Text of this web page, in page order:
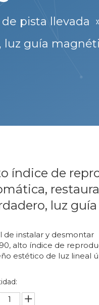
pista llevada
luz guía
índice de
luz
de instalar y desmontar
alto índice de
estético de luz lineal